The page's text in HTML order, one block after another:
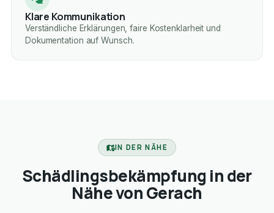
Klare Kommunikation
Verständliche Erklärungen, faire Kostenklarheit und
Dokumentation auf Wunsch.
IN DER NÄHE
Schädlingsbekämpfung in der
Nähe von Gerach